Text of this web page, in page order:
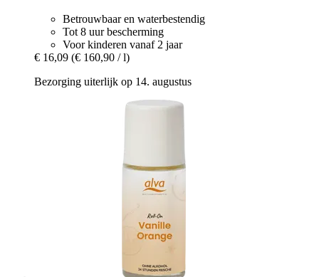
Betrouwbaar en waterbestendig
Tot 8 uur bescherming
Voor kinderen vanaf 2 jaar
€ 16,09 (€ 160,90 / l)
Bezorging uiterlijk op 14. augustus